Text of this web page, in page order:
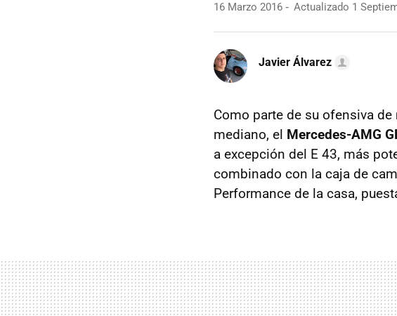
16 Marzo 2016 Actualizado 1
Javier Álvarez
Como parte de su ofensiva de
mediano, el Mercedes-AMG
a excepción del E 43, más
combinado con la caja de
Performance de la casa,